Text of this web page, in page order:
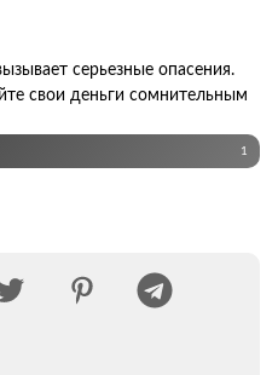
серьезные опасения.
свои деньги сомнительным
1